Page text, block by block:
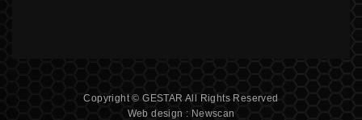
Copyright © GESTAR All Rights Reserved
Web design : Newscan